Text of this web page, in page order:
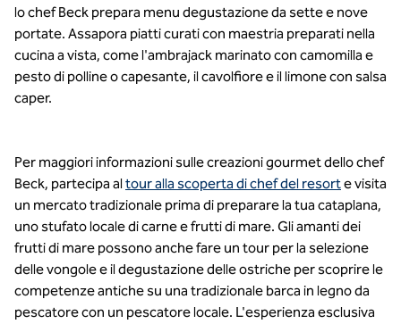
lo chef Beck prepara menu degustazione da sette e nove
portate. Assapora piatti curati con maestria preparati nella
cucina a vista, come l'ambrajack marinato con camomilla e
pesto di polline o capesante, il cavolfiore e il limone con salsa
caper.
Per maggiori informazioni sulle creazioni gourmet dello chef
Beck, partecipa altour alla scoperta di chef del resorte visita
un mercato tradizionale prima di preparare la tua cataplana,
uno stufato locale di carne e frutti di mare. Gli amanti dei
frutti di mare possono anche fare un tour per la selezione
delle vongole e il degustazione delle ostriche per scoprire le
competenze antiche su una tradizionale barca in legno da
pescatore con un pescatore locale. L'esperienza esclusiva